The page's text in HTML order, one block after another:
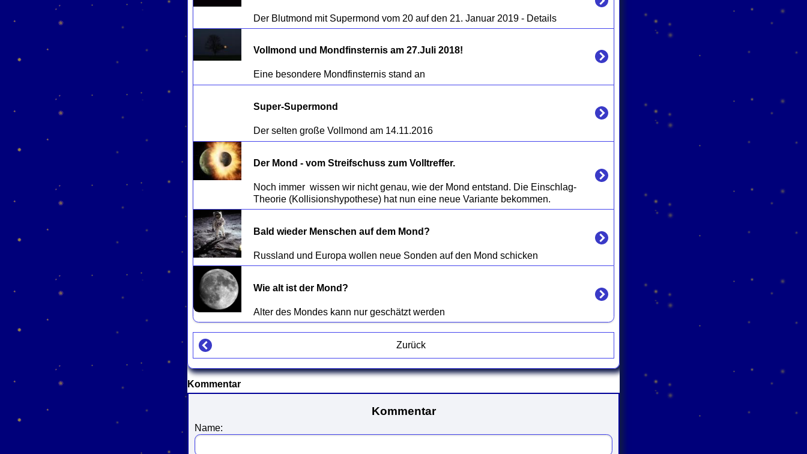
Vollmond und Mondfinsternis am 27.Juli 2018!
Super-Supermond
Der Mond - vom Streifschuss zum Volltreffer.
Noch immer  wissen wir nicht genau, wie der Mond entstand. Die Einschlag-
Bald wieder Menschen auf dem Mond?
Wie alt ist der Mond?
Zurück
Kommentar
Kommentar
Name: